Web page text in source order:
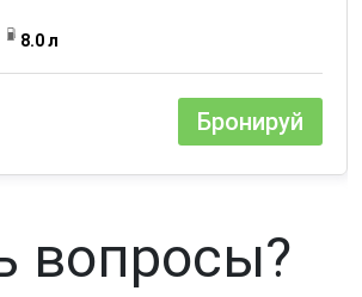
8.0 л
Бронируй
вопросы?